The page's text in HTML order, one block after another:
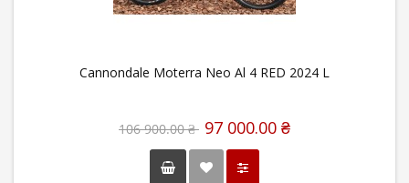
Cannondale Moterra Neo Al 4 RED 2024 L
106 900.00 ₴ 97 000.00 ₴